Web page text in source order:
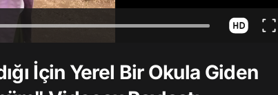
İçin Yerel Bir Okula Giden